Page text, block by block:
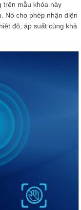
trên mẫu khóa này
Nó cho phép nhận diện
độ, áp suất cùng khả